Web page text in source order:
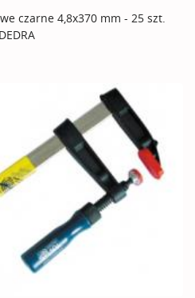
czarne 4,8x370 mm - 25 szt.
DEDRA